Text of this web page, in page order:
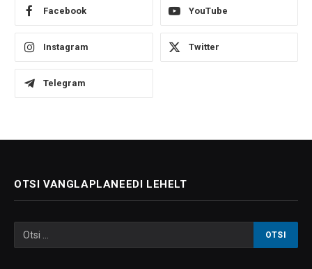
Facebook YouTube
Instagram Twitter
Telegram
OTSI VANGLAPLANEEDI LEHELT